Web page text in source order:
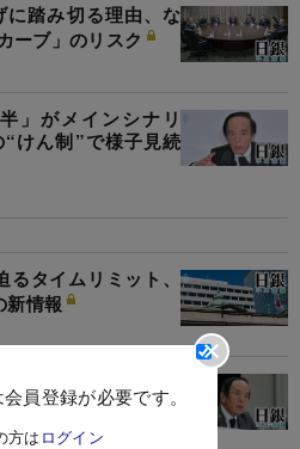
員登録が必要です。
方は ログイン
に踏み切る理由、な
ーブ」のリスク
」がメインシナリ
けん制”で様子見続
タイムリミット、
新情報
中東情勢の不透明
据え置きへ